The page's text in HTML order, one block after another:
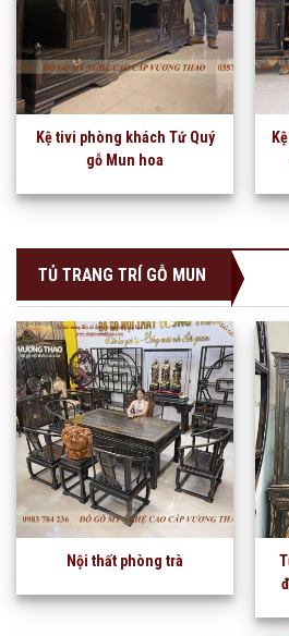
Kệ tivi phòng khách Tứ Quý
gỗ Mun hoa
TỦ TRANG TRÍ GỖ MUN
Nội thất phòng trà